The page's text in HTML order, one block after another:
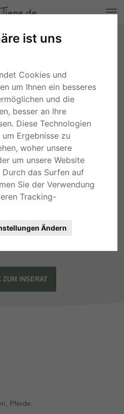
ist uns
Cookies und
um Ihnen ein besseres
und die
besser an Ihre
Diese Technologien
Ergebnisse zu
woher unsere
um unsere Website
das Surfen auf
Sie der Verwendung
Tracking-
Ändern
Unbekannt - Hündin
ZUM INSERAT
Pferde.